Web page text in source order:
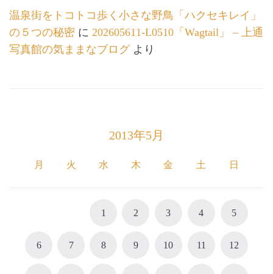
温泉街をトコトコ歩く小さな野鳥「ハクセキレイ」
の５つの秘密 に 202605611-L0510「Wagtail」 – 上通
写真館の気ままなブログより
2013年5月
月 火 水 木 金 土 日
1 2 3 4 5
6 7 8 9 10 11 12